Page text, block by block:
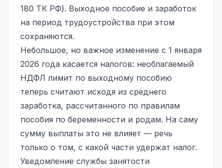
180 ТК РФ). Выходное пособие и заработок
на период трудоустройства при этом
сохраняются.
Небольшое, но важное изменение с 1 января
2026 года касается налогов: необлагаемый
НДФЛ лимит по выходному пособию
теперь считают исходя из среднего
заработка, рассчитанного по правилам
пособия по беременности и родам. На саму
сумму выплаты это не влияет — речь
только о том, с какой части удержат налог.
Уведомление службы занятости